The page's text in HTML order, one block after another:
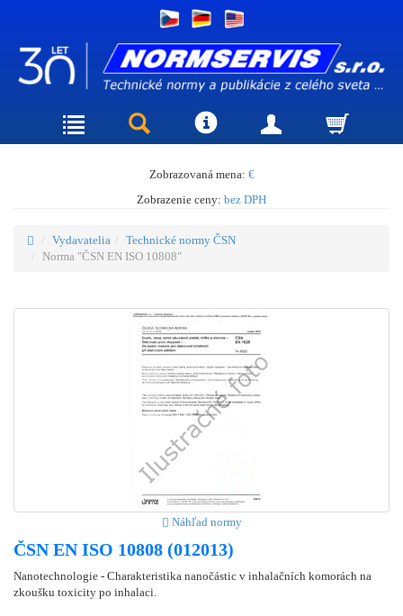
Zobrazovaná mena: €
Zobrazenie ceny: bez DPH
Vydavatelia
Technické normy ČSN
Norma "ČSN EN ISO 10808"
Náhľad normy
ČSN EN ISO 10808 (012013)
Nanotechnologie - Charakteristika nanočástic v inhalačních komorách na
zkoušku toxicity po inhalaci.